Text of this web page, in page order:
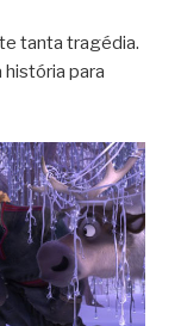
tanta tragédia.
para